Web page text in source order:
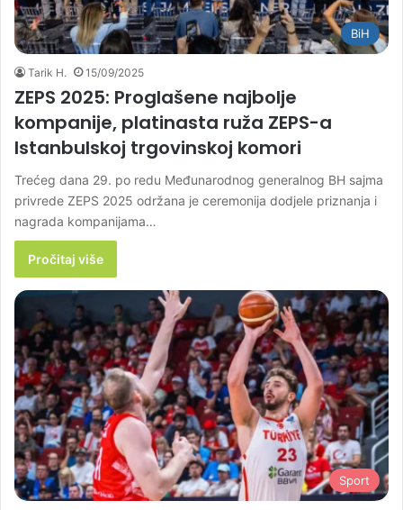
BiH
Tarik H. 15/09/2025
ZEPS 2025: Proglašene najbolje
kompanije, platinasta ruža ZEPS-a
Istanbulskoj trgovinskoj komori
Trećeg dana 29. po redu Međunarodnog generalnog BH sajma
privrede ZEPS 2025 održana je ceremonija dodjele priznanja i
nagrada kompanijama…
Pročitaj više
Sport